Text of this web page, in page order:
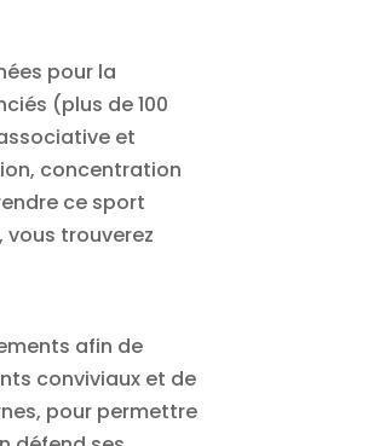
pour la
(plus de 100
et
concentration
ce sport
vous trouverez
afin de
conviviaux et de
pour permettre